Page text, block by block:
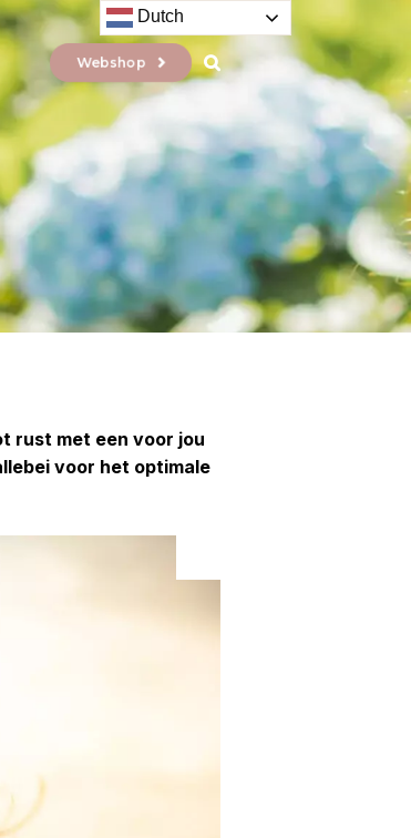
Webshop
rust met een voor jou
voor het optimale
Dutch